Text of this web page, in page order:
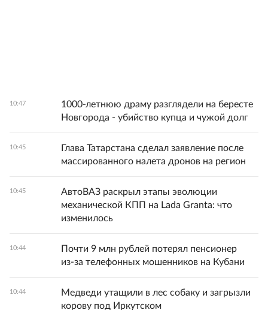
10:47
1000-летнюю драму разглядели на бересте
Новгорода - убийство купца и чужой долг
10:45
Глава Татарстана сделал заявление после
массированного налета дронов на регион
10:45
АвтоВАЗ раскрыл этапы эволюции
механической КПП на Lada Granta: что
изменилось
10:44
Почти 9 млн рублей потерял пенсионер
из‑за телефонных мошенников на Кубани
10:44
Медведи утащили в лес собаку и загрызли
корову под Иркутском